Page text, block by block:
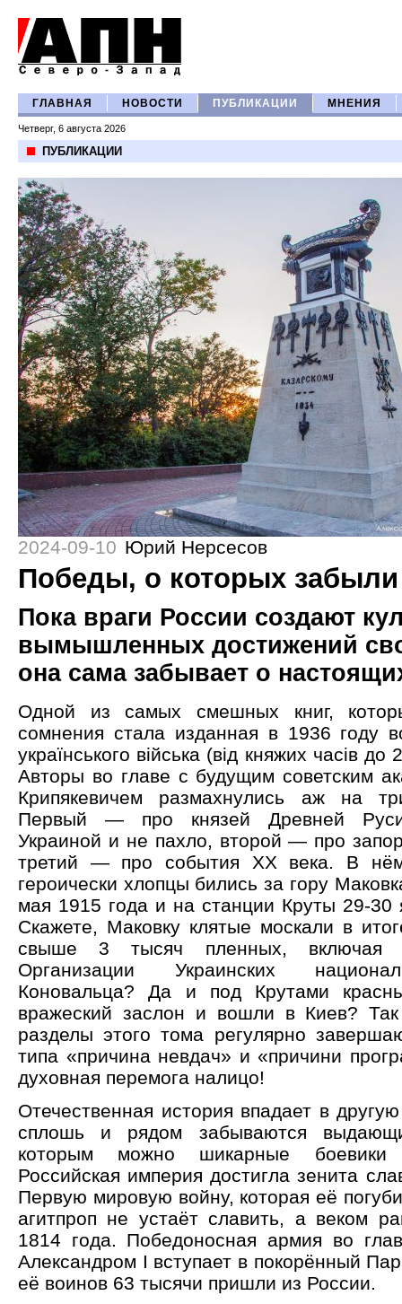
ГЛАВНАЯ НОВОСТИ ПУБЛИКАЦИИ МНЕНИЯ
Четверг, 6 августа 2026
ПУБЛИКАЦИИ
2024-09-10 Юрий Нерсесов
Победы, о которых забыли
Пока враги России создают
вымышленных достижений
она сама забывает о
Одной из самых смешных книг,
сомнения стала изданная в 1936 году
українського війська (від княжих часів до
Авторы во главе с будущим советским
Крипякевичем размахнулись аж на
Первый — про князей Древней
Украиной и не пахло, второй — про
третий — про события ХХ века. В нём
героически хлопцы бились за гору
мая 1915 года и на станции Круты 29-30
Скажете, Маковку клятые москали в
свыше 3 тысяч пленных, включая
Организации Украинских
Коновальца? Да и под Крутами
вражеский заслон и вошли в Киев?
разделы этого тома регулярно
типа «причина невдач» и «причини
духовная перемога налицо!
Отечественная история впадает в
сплошь и рядом забываются
которым можно шикарные боевики
Российская империя достигла зенита
Первую мировую войну, которая её
агитпроп не устаёт славить, а веком
1814 года. Победоносная армия во
Александром I вступает в покорённый
её воинов 63 тысячи пришли из России.